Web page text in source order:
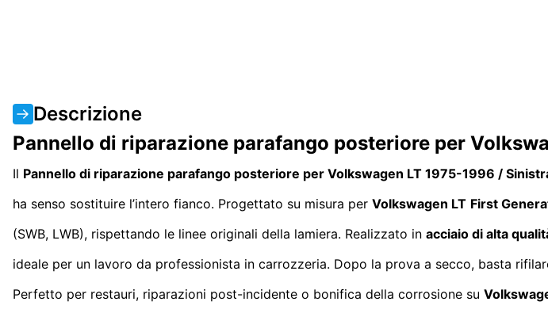
Descrizione
Pannello di riparazione parafango posteriore per
Il Pannello di riparazione parafango posteriore per Volkswagen LT 1975-1996 /
ha senso sostituire l’intero fianco. Progettato su misura per Volkswagen LT First
(SWB, LWB), rispettando le linee originali della lamiera. Realizzato in acciaio di alta
ideale per un lavoro da professionista in carrozzeria. Dopo la prova a secco, basta
Perfetto per restauri, riparazioni post-incidente o bonifica della corrosione su